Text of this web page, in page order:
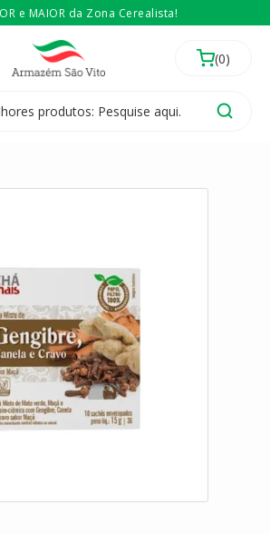
e MAIOR da Zona Cerealista!
na Zona Cerealista de São Paulo!
EntãoCompre no atacado